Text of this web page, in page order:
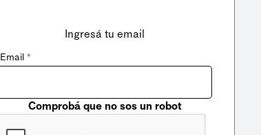
Ingresá tu email
Email *
Comprobá que no sos un robot